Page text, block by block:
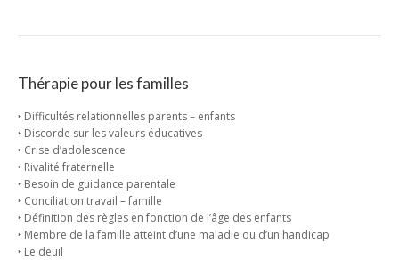
Thérapie pour les familles
‣ Difficultés relationnelles parents – enfants
‣ Discorde sur les valeurs éducatives
‣ Crise d’adolescence
‣ Rivalité fraternelle
‣ Besoin de guidance parentale
‣ Conciliation travail – famille
‣ Définition des règles en fonction de l’âge des enfants
‣ Membre de la famille atteint d’une maladie ou d’un handicap
‣ Le deuil